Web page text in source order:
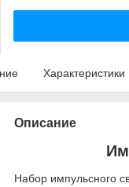
Характеристики
Описание
Набор импульсного